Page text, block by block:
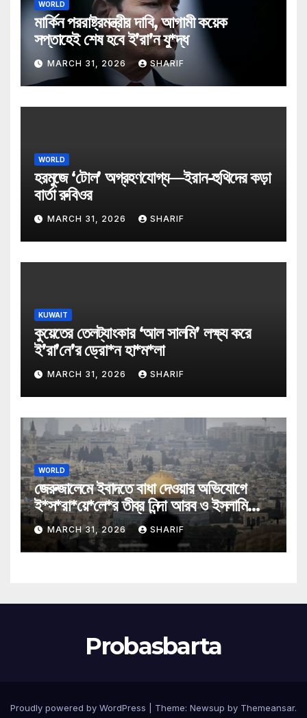
WORLD
মার্কিন পররাষ্ট্রমন্ত্রীর দাবি, আগামী কয়েক
সপ্তাহেই শেষ হবে ই’রা’ন যু*দ্ধ
MARCH 31, 2026 SHARIF
WORLD
হরমুজে ‘টোল’ অগ্রহণযোগ্য—ইরান-হুথিদের কড়া
বার্তা রুবিওর
MARCH 31, 2026 SHARIF
KUWAIT
কুয়েতের তেলট্যাংকার ‘আল সালমি’ লক্ষ্য করে
ই’রা’নে’র ড্রো*ন হা*ম*লা
MARCH 31, 2026 SHARIF
WORLD
জেরুজালেমে ইবাদতে বাধা দেওয়ার অভিযোগে
ই*স*রা*য়ে*লে*র তীব্র নিন্দা আরব ও ইসলামি
মন্ত্রীদের
MARCH 31, 2026 SHARIF
Probasbarta
Proudly powered by WordPress Theme: Newsup by Themeansar.